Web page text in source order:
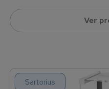
Ver
Sartorius